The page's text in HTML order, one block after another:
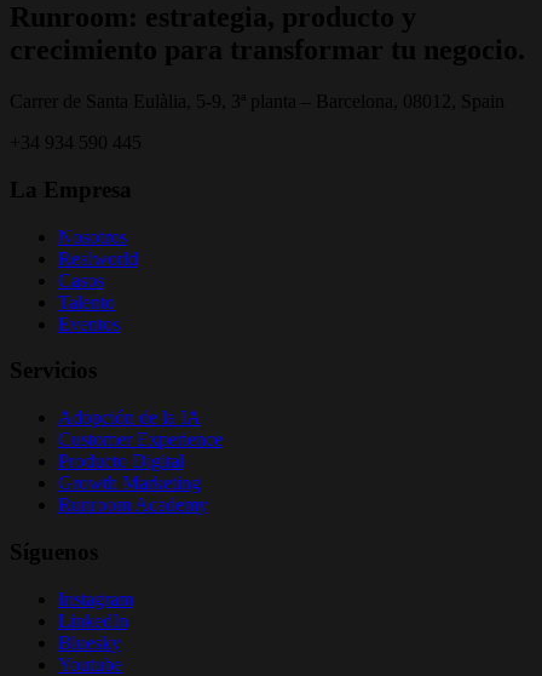
Runroom: estrategia, producto y
crecimiento para transformar tu negocio.
Carrer de Santa Eulàlia, 5-9, 3ª planta – Barcelona, 08012, Spain
+34 934 590 445
La Empresa
Nosotros
Realworld
Casos
Talento
Eventos
Servicios
Adopción de la IA
Customer Experience
Producto Digital
Growth Marketing
Runroom Academy
Síguenos
Instagram
LinkedIn
Bluesky
Youtube